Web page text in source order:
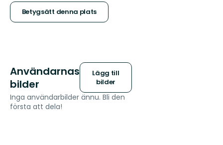
stjärnor
Betygsätt denna plats
Användarnas
bilder
Lägg till
bilder
Inga användarbilder ännu. Bli den
första att dela!